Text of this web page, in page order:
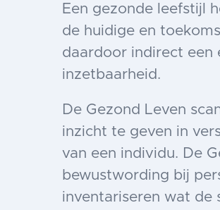
Een gezonde leefstijl
de huidige en
daardoor indirect een
inzetbaarheid.
De Gezond Leven
inzicht te geven in
van een individu. De
bewustwording bij
inventariseren wat de